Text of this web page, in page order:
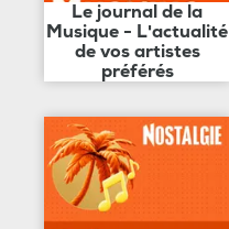
Le journal de la
Musique - L'actualité
de vos artistes
préférés